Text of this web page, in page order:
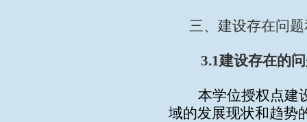
三、建设存在问
3.1建设存在的
本学位授权点建
域的发展现状和趋势